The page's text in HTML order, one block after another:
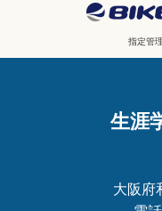
指定管
生涯
大阪府